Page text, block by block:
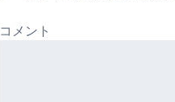
コメント